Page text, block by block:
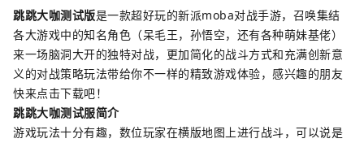
跳跳大咖测试版是一款超好玩的新派moba对战手游，召唤集结
各大游戏中的知名角色（呆毛王，孙悟空，还有各种萌妹基佬）
来一场脑洞大开的独特对战，更加简化的战斗方式和充满创新意
义的对战策略玩法带给你不一样的精致游戏体验，感兴趣的朋友
快来点击下载吧！
跳跳大咖测试服简介
游戏玩法十分有趣，数位玩家在横版地图上进行战斗，可以说是